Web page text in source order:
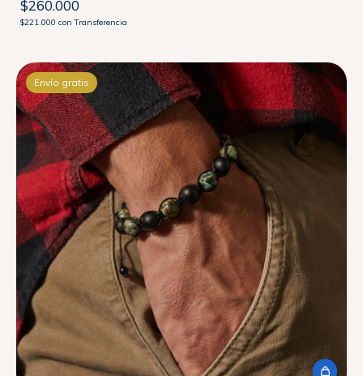
$260.000
$221.000 con Transferencia
Envío gratis